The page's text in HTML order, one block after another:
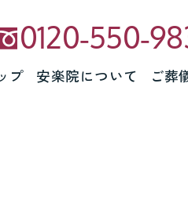
0120-550-
プ 安楽院について ご葬